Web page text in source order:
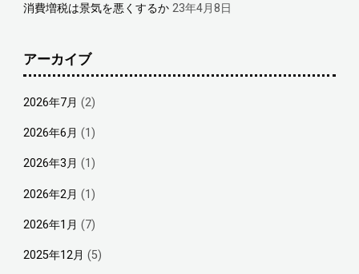
消費増税は景気を悪くするか 23年4月8日
アーカイブ
2026年7月 (2)
2026年6月 (1)
2026年3月 (1)
2026年2月 (1)
2026年1月 (7)
2025年12月 (5)